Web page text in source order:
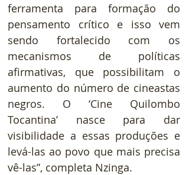
ferramenta para formação do
pensamento crítico e isso vem
sendo fortalecido com os
mecanismos de políticas
afirmativas, que possibilitam o
aumento do número de cineastas
negros. O ‘Cine Quilombo
Tocantina’ nasce para dar
visibilidade a essas produções e
levá-las ao povo que mais precisa
vê-las”, completa Nzinga.